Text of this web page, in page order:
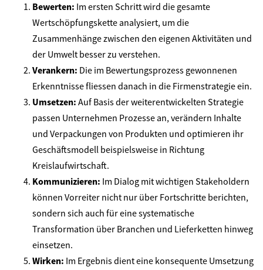
Bewerten: Im ersten Schritt wird die gesamte
Wertschöpfungskette analysiert, um die
Zusammenhänge zwischen den eigenen Aktivitäten und
der Umwelt besser zu verstehen.
Verankern: Die im Bewertungsprozess gewonnenen
Erkenntnisse fliessen danach in die Firmenstrategie ein.
Umsetzen: Auf Basis der weiterentwickelten Strategie
passen Unternehmen Prozesse an, verändern Inhalte
und Verpackungen von Produkten und optimieren ihr
Geschäftsmodell beispielsweise in Richtung
Kreislaufwirtschaft.
Kommunizieren: Im Dialog mit wichtigen Stakeholdern
können Vorreiter nicht nur über Fortschritte berichten,
sondern sich auch für eine systematische
Transformation über Branchen und Lieferketten hinweg
einsetzen.
Wirken: Im Ergebnis dient eine konsequente Umsetzung